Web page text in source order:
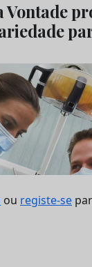
Vontade
ou registe-se